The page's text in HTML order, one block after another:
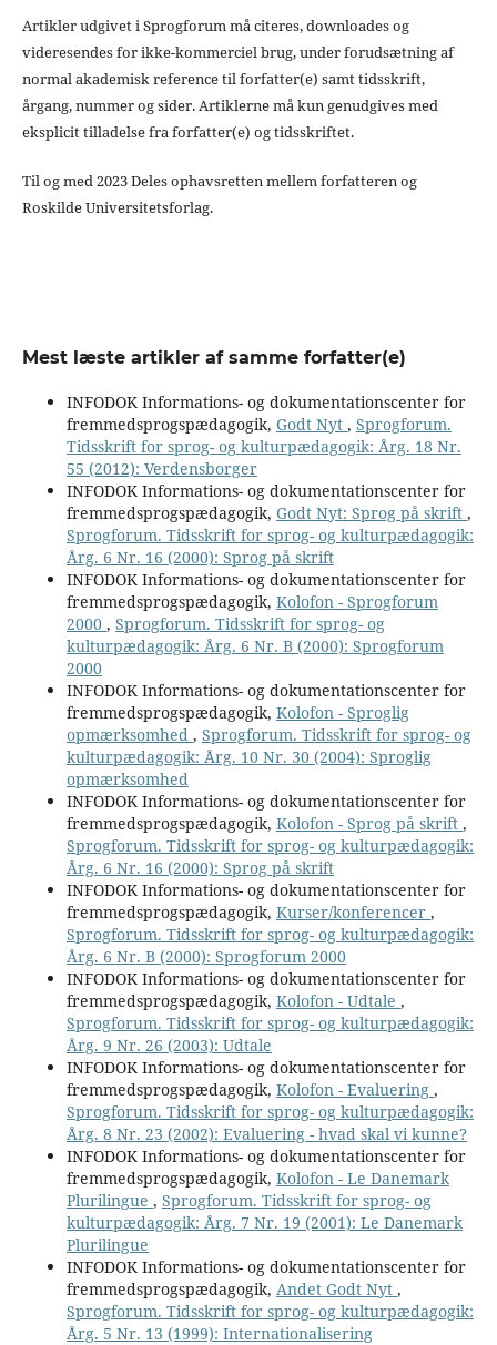
Artikler udgivet i Sprogforum må citeres, downloades og
videresendes for ikke-kommerciel brug, under forudsætning af
normal akademisk reference til forfatter(e) samt tidsskrift,
årgang, nummer og sider. Artiklerne må kun genudgives med
eksplicit tilladelse fra forfatter(e) og tidsskriftet.
Til og med 2023 Deles ophavsretten mellem forfatteren og
Roskilde Universitetsforlag.
Mest læste artikler af samme forfatter(e)
INFODOK Informations- og dokumentationscenter for
fremmedsprogspædagogik, Godt Nyt , Sprogforum.
Tidsskrift for sprog- og kulturpædagogik: Årg. 18 Nr.
55 (2012): Verdensborger
INFODOK Informations- og dokumentationscenter for
fremmedsprogspædagogik, Godt Nyt: Sprog på skrift ,
Sprogforum. Tidsskrift for sprog- og kulturpædagogik:
Årg. 6 Nr. 16 (2000): Sprog på skrift
INFODOK Informations- og dokumentationscenter for
fremmedsprogspædagogik, Kolofon - Sprogforum
2000 , Sprogforum. Tidsskrift for sprog- og
kulturpædagogik: Årg. 6 Nr. B (2000): Sprogforum
2000
INFODOK Informations- og dokumentationscenter for
fremmedsprogspædagogik, Kolofon - Sproglig
opmærksomhed , Sprogforum. Tidsskrift for sprog- og
kulturpædagogik: Årg. 10 Nr. 30 (2004): Sproglig
opmærksomhed
INFODOK Informations- og dokumentationscenter for
fremmedsprogspædagogik, Kolofon - Sprog på skrift ,
Sprogforum. Tidsskrift for sprog- og kulturpædagogik:
Årg. 6 Nr. 16 (2000): Sprog på skrift
INFODOK Informations- og dokumentationscenter for
fremmedsprogspædagogik, Kurser/konferencer ,
Sprogforum. Tidsskrift for sprog- og kulturpædagogik:
Årg. 6 Nr. B (2000): Sprogforum 2000
INFODOK Informations- og dokumentationscenter for
fremmedsprogspædagogik, Kolofon - Udtale ,
Sprogforum. Tidsskrift for sprog- og kulturpædagogik:
Årg. 9 Nr. 26 (2003): Udtale
INFODOK Informations- og dokumentationscenter for
fremmedsprogspædagogik, Kolofon - Evaluering ,
Sprogforum. Tidsskrift for sprog- og kulturpædagogik:
Årg. 8 Nr. 23 (2002): Evaluering - hvad skal vi kunne?
INFODOK Informations- og dokumentationscenter for
fremmedsprogspædagogik, Kolofon - Le Danemark
Plurilingue , Sprogforum. Tidsskrift for sprog- og
kulturpædagogik: Årg. 7 Nr. 19 (2001): Le Danemark
Plurilingue
INFODOK Informations- og dokumentationscenter for
fremmedsprogspædagogik, Andet Godt Nyt ,
Sprogforum. Tidsskrift for sprog- og kulturpædagogik:
Årg. 5 Nr. 13 (1999): Internationalisering